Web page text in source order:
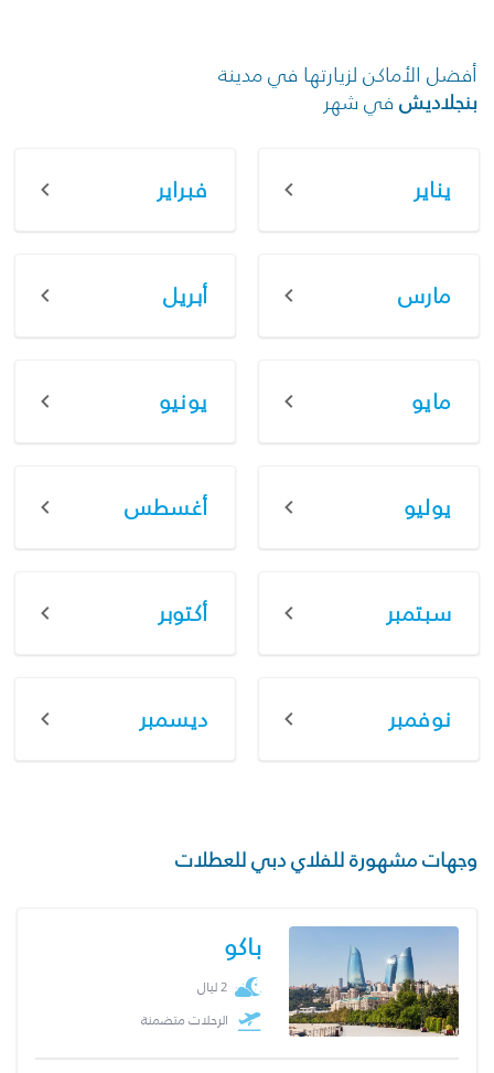
أفضل الأماكن لزيارتها في مدينة
بنجلاديش في شهر
يناير فبراير
مارس أبريل
مايو يونيو
يوليو أغسطس
سبتمبر أكتوبر
نوفمبر ديسمبر
وجهات مشهورة للفلاي دبي للعطلات
باكو
2 ليال
الرحلات متضمنة